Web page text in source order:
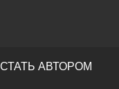
СТАТЬ АВТОРОМ